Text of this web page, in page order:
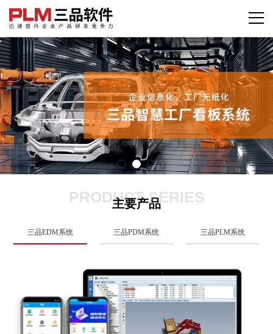
PRODUCT SERIES
主要产品
三品EDM系统 三品PDM系统 三品PLM系统